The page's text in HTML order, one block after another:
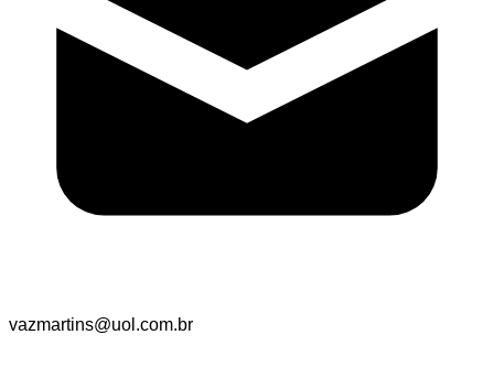
vazmartins@uol.com.br